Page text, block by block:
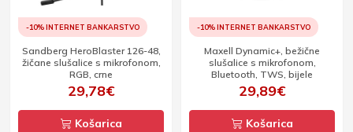
-10% INTERNET BANKARSTVO
Sandberg HeroBlaster 126-48,
žičane slušalice s mikrofonom,
RGB, crne
29,78€
Košarica
-10% INTERNET BANKARSTVO
Maxell Dynamic+, bežične
slušalice s mikrofonom,
Bluetooth, TWS, bijele
29,89€
Košarica